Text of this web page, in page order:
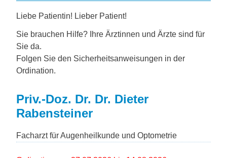
Liebe Patientin! Lieber Patient!
Sie brauchen Hilfe? Ihre Ärztinnen und Ärzte sind für
Sie da.
Folgen Sie den Sicherheitsanweisungen in der
Ordination.
Priv.-Doz. Dr. Dr. Dieter
Rabensteiner
Facharzt für Augenheilkunde und Optometrie